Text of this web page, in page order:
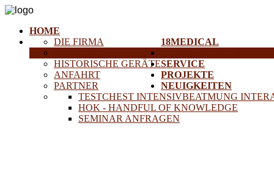
HOME
18MEDICAL
DIE FIRMA
HISTORISCHE GERÄTE
ANFAHRT
PARTNER
TESTCHEST INTENSIVBEATMUNG
HOK - HANDFUL OF KNOWLEDGE
SEMINAR ANFRAGEN
SERVICE
PROJEKTE
NEUIGKEITEN